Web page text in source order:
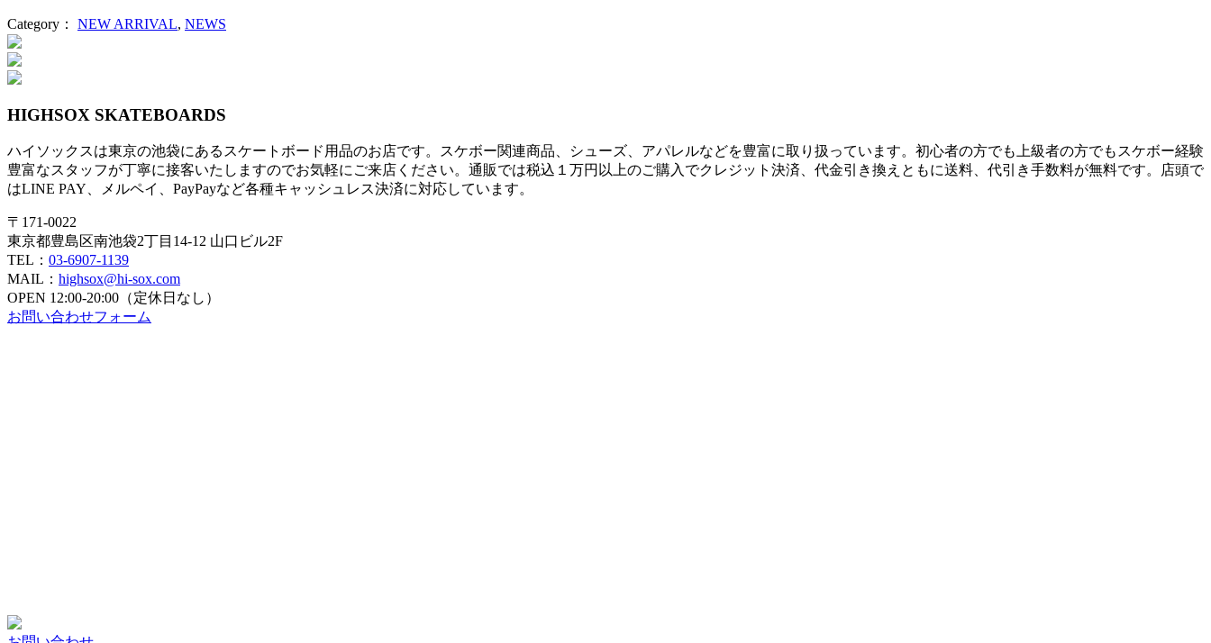
Category： NEW ARRIVAL, NEWS
投
稿
ナ
ゲ
ー
シ
ョ
ン
HIGHSOX SKATEBOARDS
ハイソックスは東京の池袋にあるスケートボード用品のお店です。スケボー関連商品、シューズ、アパレルなどを豊富に取り扱っています。初心者の方でも上級者の方でもスケボー経験
豊富なスタッフが丁寧に接客いたしますのでお気軽にご来店ください。通販では税込１万円以上のご購入でクレジット決済、代金引き換えともに送料、代引き手数料が無料です。店頭で
はLINE PAY、メルペイ、PayPayなど各種キャッシュレス決済に対応しています。
〒171-0022
東京都豊島区南池袋2丁目14-12 山口ビル2F
TEL： 03-6907-1139
MAIL： highsox@hi-sox.com
OPEN 12:00-20:00（定休日なし）
お問い合わせフォーム